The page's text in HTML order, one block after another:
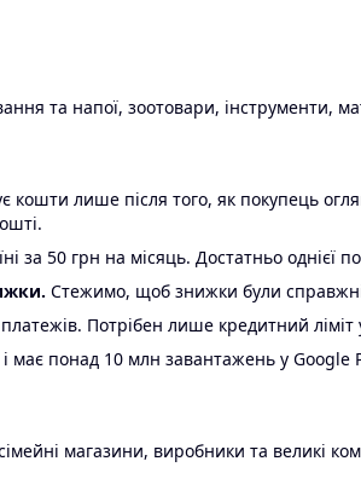
та напої, зоотовари, інструменти,
кошти лише після того, як покупець
за 50 грн на місяць. Достатньо однієї
Стежимо, щоб знижки були
Потрібен лише кредитний ліміт
має понад 10 млн завантажень у Google
магазини, виробники та великі